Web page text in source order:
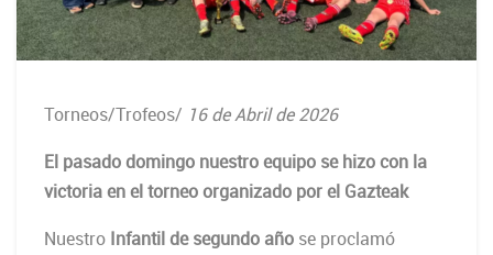
Torneos/Trofeos/ 16 de Abril de 2026
El pasado domingo nuestro equipo se hizo con la
victoria en el torneo organizado por el Gazteak
Nuestro Infantil de segundo año se proclamó